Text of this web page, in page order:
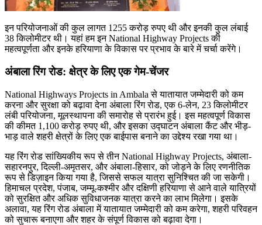
इन परियोजनाओं की कुल लागत 1255 करोड़ रुपए थी और इनकी कुल लंबाई
38 किलोमीटर थी। यहां हम इन National Highway Projects की
महत्वपूर्णता और इनके हरियाणा के विकास पर प्रभाव के बारे में चर्चा करेंगे।
अंबाला रिंग रोड: क्षेत्र के लिए एक गेम-चेंजर
National Highways Projects in Ambala से यातायात जम्मेदारी को कम
करना और सुरक्षा को बढ़ावा देना अंबाला रिंग रोड, एक 6-लेन, 23 किलोमीटर
लंबी परियोजना, मूलस्थापना की समारोह से प्रारंभ हुई। इस महत्वपूर्ण विकास
की कीमत 1,100 करोड़ रुपए थी, और इसका उद्घाटन अंबाला कैंट और भीड़-
भाड़ वाले शहरी क्षेत्रों के लिए एक बाईपास बनाने का उद्देश्य रखा गया था।
यह रिंग रोड सांख्यिकीय रूप से तीन National Highway Projects, अंबाला-
सहारनपुर, दिल्ली-अमृतसर, और अंबाला-हिसार, को जोड़ने के लिए रणनीतिक
रूप से डिज़ाइन किया गया है, जिससे सफल यात्रा सुनिश्चित की जा सकेगी।
हिमाचल प्रदेश, पंजाब, जम्मू-कश्मीर और दक्षिणी हरियाणा से आने वाले यात्रियों
को सुरक्षित और अधिक सुविधाजनक यात्रा करने का लाभ मिलेगा। इसके
अलावा, यह रिंग रोड अंबाला में यातायात जम्मेदारी को कम करेगा, शहरी परिवहन
को सुचारू बनाएगा और शहर के संपूर्ण विकास को बढ़ावा देगा।